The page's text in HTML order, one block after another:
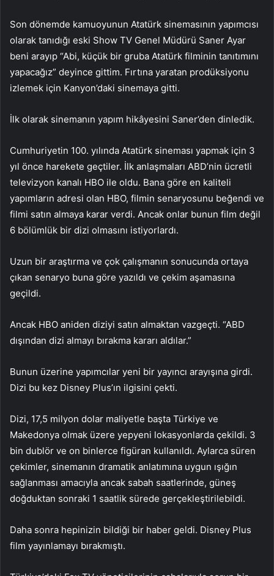
Son dönemde kamuoyunun Atatürk sinemasının yapımcısı
olarak tanıdığı eski Show TV Genel Müdürü Saner Ayar
beni arayıp “Abi, küçük bir gruba Atatürk filminin tanıtımını
yapacağız” deyince gittim. Fırtına yaratan prodüksiyonu
izlemek için Kanyon’daki sinemaya gitti.
İlk olarak sinemanın yapım hikâyesini Saner’den dinledik.
Cumhuriyetin 100. yılında Atatürk sineması yapmak için 3
yıl önce harekete geçtiler. İlk anlaşmaları ABD’nin ücretli
televizyon kanalı HBO ile oldu. Bana göre en kaliteli
yapımların adresi olan HBO, filmin senaryosunu beğendi ve
filmi satın almaya karar verdi. Ancak onlar bunun film değil
6 bölümlük bir dizi olmasını istiyorlardı.
Uzun bir araştırma ve çok çalışmanın sonucunda ortaya
çıkan senaryo buna göre yazıldı ve çekim aşamasına
geçildi.
Ancak HBO aniden diziyi satın almaktan vazgeçti. “ABD
dışından dizi almayı bırakma kararı aldılar.”
Bunun üzerine yapımcılar yeni bir yayıncı arayışına girdi.
Dizi bu kez Disney Plus’ın ilgisini çekti.
Dizi, 17,5 milyon dolar maliyetle başta Türkiye ve
Makedonya olmak üzere yepyeni lokasyonlarda çekildi. 3
bin dublör ve on binlerce figüran kullanıldı. Aylarca süren
çekimler, sinemanın dramatik anlatımına uygun ışığın
sağlanması amacıyla ancak sabah saatlerinde, güneş
doğduktan sonraki 1 saatlik sürede gerçekleştirilebildi.
Daha sonra hepinizin bildiği bir haber geldi. Disney Plus
film yayınlamayı bırakmıştı.